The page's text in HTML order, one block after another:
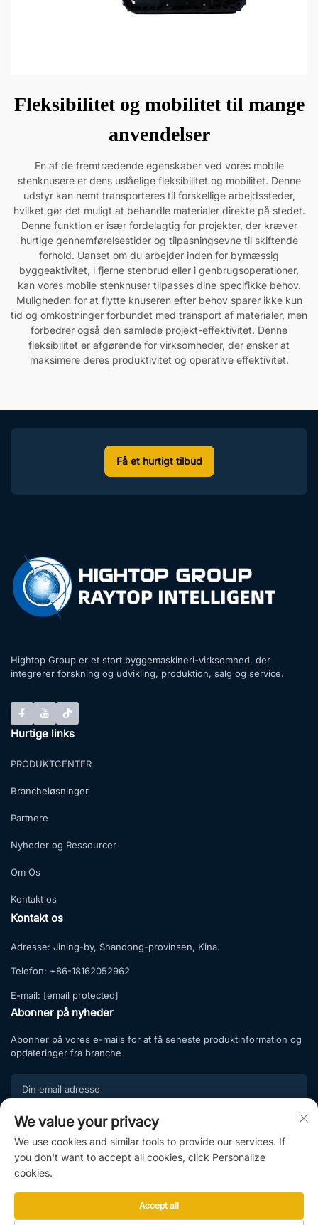
Fleksibilitet og mobilitet til mange
anvendelser
En af de fremtrædende egenskaber ved vores mobile
stenknusere er dens uslåelige fleksibilitet og mobilitet. Denne
udstyr kan nemt transporteres til forskellige arbejdssteder,
hvilket gør det muligt at behandle materialer direkte på stedet.
Denne funktion er især fordelagtig for projekter, der kræver
hurtige gennemførelsestider og tilpasningsevne til skiftende
forhold. Uanset om du arbejder inden for bymæssig
byggeaktivitet, i fjerne stenbrud eller i genbrugsoperationer,
kan vores mobile stenknuser tilpasses dine specifikke behov.
Muligheden for at flytte knuseren efter behov sparer ikke kun
tid og omkostninger forbundet med transport af materialer, men
forbedrer også den samlede projekt-effektivitet. Denne
fleksibilitet er afgørende for virksomheder, der ønsker at
maksimere deres produktivitet og operative effektivitet.
Få et hurtigt tilbud
Hightop Group er et stort byggemaskineri-virksomhed, der
integrerer forskning og udvikling, produktion, salg og service.
Hurtige links
PRODUKTCENTER
Brancheløsninger
Partnere
Nyheder og Ressourcer
Om Os
Kontakt os
Kontakt os
Adresse: Jining-by, Shandong-provinsen, Kina.
Telefon: +86-18162052962
E-mail: [email protected]
Abonner på nyheder
Abonner på vores e-mails for at få seneste produktinformation og
opdateringer fra branche
Tilmeld
Tilmeld dig vores abonnementsliste og nyd eksklusive tilbud samt
professionel rådgivning.
We value your privacy
We use cookies and similar tools to provide our services. If
you don't want to accept all cookies, click Personalize
cookies.
Accept all